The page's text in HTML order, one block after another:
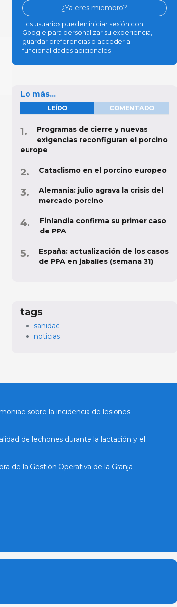
¿Ya eres miembro?
Los usuarios pueden iniciar sesión con
Google para personalizar su experiencia,
guardar preferencias o acceder a
funcionalidades adicionales
Lo más...
LEÍDO COMENTADO
Programas de cierre y nuevas
exigencias reconfiguran el porcino
europe
Cataclismo en el porcino europeo
Alemania: julio agrava la crisis del
mercado porcino
Finlandia confirma su primer caso
de PPA
España: actualización de los casos
de PPA en jabalíes (semana 31)
tags
sanidad
noticias
sobre la incidencia de lesiones
de lechones durante la lactación y el
de la Gestión Operativa de la Granja